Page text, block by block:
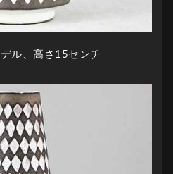
ル、高さ15センチ